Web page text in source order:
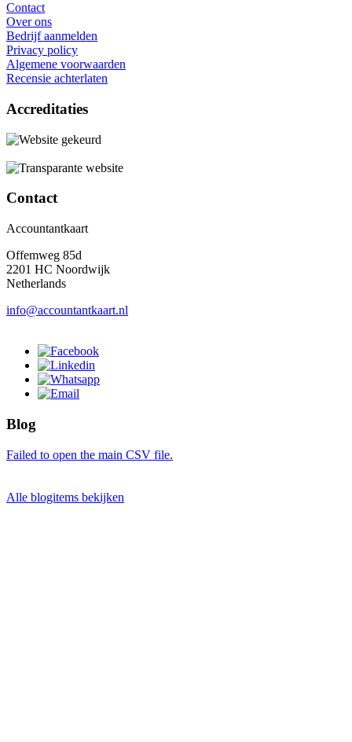
Contact
Over ons
Bedrijf aanmelden
Privacy policy
Algemene voorwaarden
Recensie achterlaten
Accreditaties
Contact
Accountantkaart
Offemweg 85d
2201 HC Noordwijk
Netherlands
info@accountantkaart.nl
Blog
Failed to open the main CSV file.
Alle blogitems bekijken